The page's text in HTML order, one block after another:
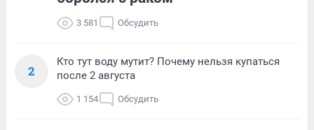
3 581 Обсудить
2
Кто тут воду мутит? Почему нельзя купаться
после 2 августа
1 154 Обсудить